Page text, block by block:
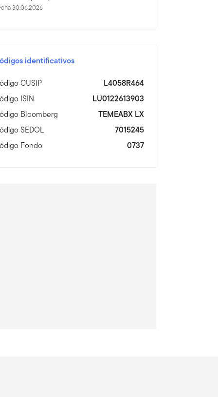
30.06.2026
identificativos
CUSIP
L4058R464
ISIN
LU0122613903
Bloomberg
TEMEABX LX
SEDOL
7015245
Fondo
0737